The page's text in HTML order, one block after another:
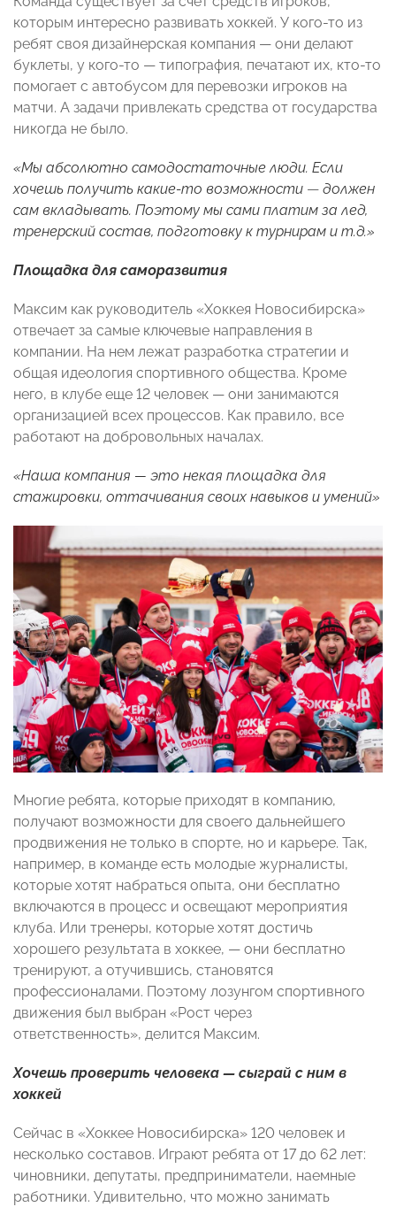
которым интересно развивать хоккей. У кого-то из
ребят своя дизайнерская компания — они делают
буклеты, у кого-то — типография, печатают их, кто-то
помогает с автобусом для перевозки игроков на
матчи. А задачи привлекать средства от государства
никогда не было.
«Мы абсолютно самодостаточные люди. Если
хочешь получить какие-то возможности — должен
сам вкладывать. Поэтому мы сами платим за лед,
тренерский состав, подготовку к турнирам и т.д.»
Площадка для саморазвития
Максим как руководитель «Хоккея Новосибирска»
отвечает за самые ключевые направления в
компании. На нем лежат разработка стратегии и
общая идеология спортивного общества. Кроме
него, в клубе еще 12 человек — они занимаются
организацией всех процессов. Как правило, все
работают на добровольных началах.
«Наша компания — это некая площадка для
стажировки, оттачивания своих навыков и умений»
Многие ребята, которые приходят в компанию,
получают возможности для своего дальнейшего
продвижения не только в спорте, но и карьере. Так,
например, в команде есть молодые журналисты,
которые хотят набраться опыта, они бесплатно
включаются в процесс и освещают мероприятия
клуба. Или тренеры, которые хотят достичь
хорошего результата в хоккее, — они бесплатно
тренируют, а отучившись, становятся
профессионалами. Поэтому лозунгом спортивного
движения был выбран «Рост через
ответственность», делится Максим.
Хочешь проверить человека — сыграй с ним в
хоккей
Сейчас в «Хоккее Новосибирска» 120 человек и
несколько составов. Играют ребята от 17 до 62 лет:
чиновники, депутаты, предприниматели, наемные
работники. Удивительно, что можно занимать